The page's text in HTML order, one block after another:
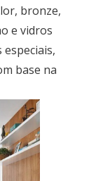
bronze,
e vidros
especiais,
base na